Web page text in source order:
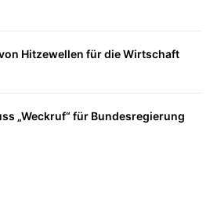
Hitzewellen für die Wirtschaft
„Weckruf“ für Bundesregierung